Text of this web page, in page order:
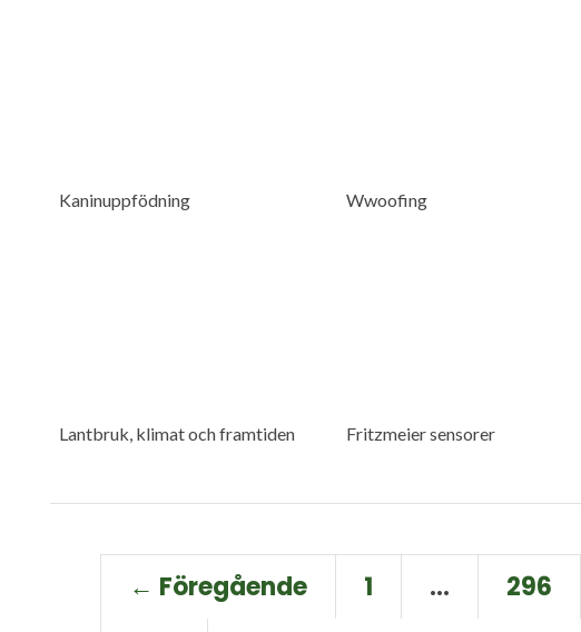
Kaninuppfödning Wwoofing
Lantbruk, klimat och framtiden Fritzmeier sensorer
← Föregående 1 … 296